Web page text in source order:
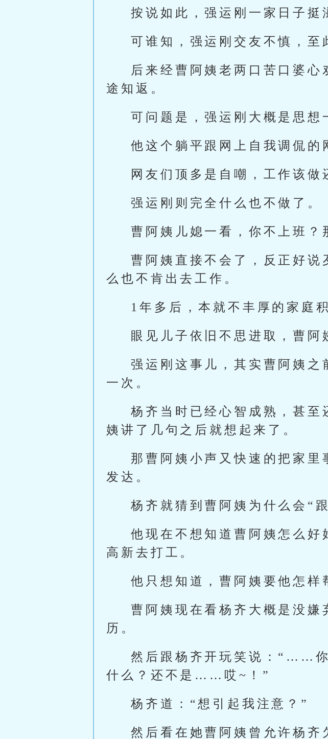
按说如此，强运刚一家日子挺
可谁知，强运刚交友不慎，
后来经曹阿姨老两口苦口婆
途知返。
可问题是，强运刚大概是思想
他这个躺平跟网上自我调侃的
网友们顶多是自嘲，工作该做
强运刚则完全什么也不做了。
曹阿姨儿媳一看，你不上班？
曹阿姨直接不会了，反正好
么也不肯出去工作。
1年多后，本就不丰厚的家庭
眼见儿子依旧不思进取，曹
强运刚这事儿，其实曹阿姨之
一次。
杨齐当时已经心智成熟，甚
姨讲了几句之后就想起来了。
那曹阿姨小声又快速的把家
发达。
杨齐就猜到曹阿姨为什么会“
他现在不想知道曹阿姨怎么
高新去打工。
他只想知道，曹阿姨要他怎样
曹阿姨现在看杨齐大概是没
历。
然后跟杨齐开玩笑说：“……
什么？还不是……哎~！”
杨齐道：“想引起我注意？”
然后看在她曹阿姨曾允许杨齐